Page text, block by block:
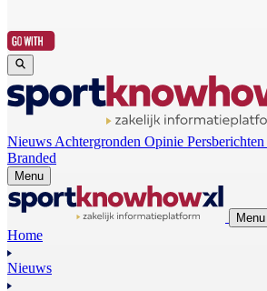
Nieuws Achtergronden Opinie Persberichten
Branded
Menu
Menu
Home
Nieuws